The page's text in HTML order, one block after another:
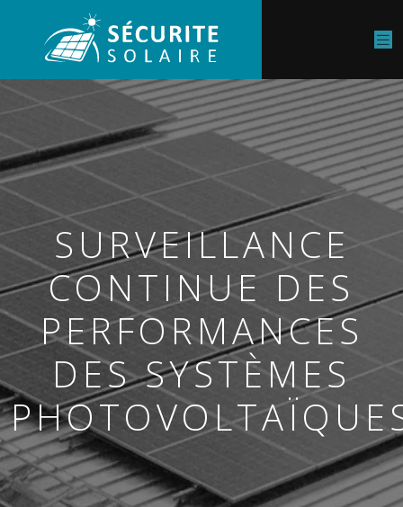
SURVEILLANCE
CONTINUE DES
PERFORMANCES
DES SYSTÈMES